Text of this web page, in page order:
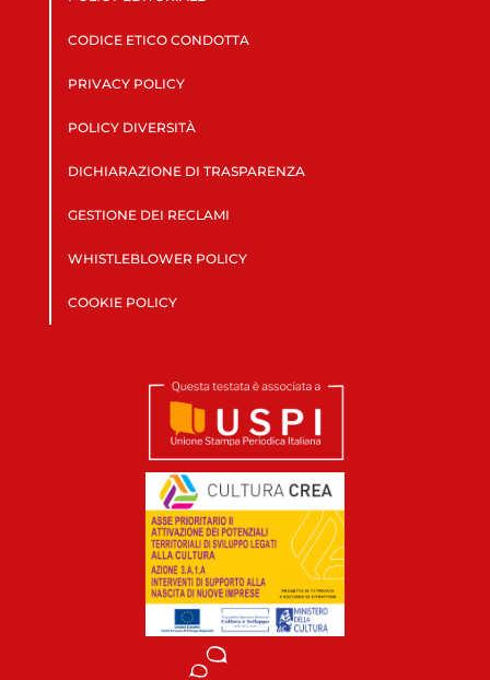
CODICE ETICO CONDOTTA
PRIVACY POLICY
POLICY DIVERSITÀ
DICHIARAZIONE DI TRASPARENZA
GESTIONE DEI RECLAMI
WHISTLEBLOWER POLICY
COOKIE POLICY